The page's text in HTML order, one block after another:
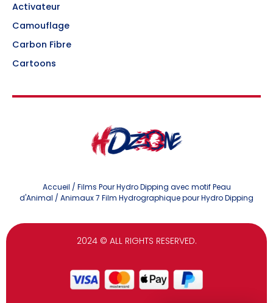
Activateur
Camouflage
Carbon Fibre
Cartoons
Accueil / Films Pour Hydro Dipping avec motif Peau
d'Animal / Animaux 7 Film Hydrographique pour Hydro Dipping
2024 © ALL RIGHTS RESERVED.